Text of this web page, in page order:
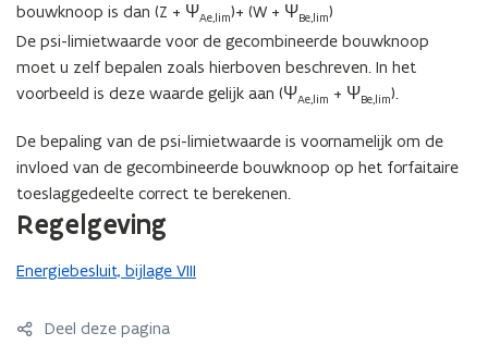
bouwknoop is dan (Z + ΨAe,lim)+ (W + ΨBe,lim)
De psi-limietwaarde voor de gecombineerde bouwknoop
moet u zelf bepalen zoals hierboven beschreven. In het
voorbeeld is deze waarde gelijk aan (ΨAe,lim + ΨBe,lim).
De bepaling van de psi-limietwaarde is voornamelijk om de
invloed van de gecombineerde bouwknoop op het forfaitaire
toeslaggedeelte correct te berekenen.
Regelgeving
Energiebesluit, bijlage VIII
Deel deze pagina